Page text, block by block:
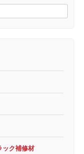
ック補修材